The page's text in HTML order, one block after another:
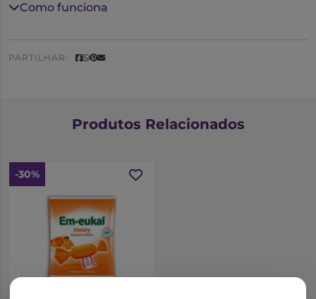
Como funciona
PARTILHAR:
Produtos Relacionados
-30%